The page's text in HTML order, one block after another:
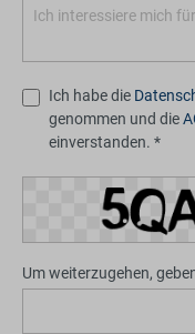
Ich habe die
genommen und die
einverstanden. *
Um weiterzugehen,